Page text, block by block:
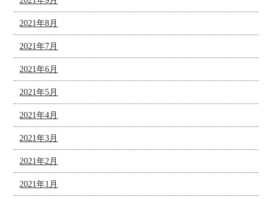
2021年8月
2021年7月
2021年6月
2021年5月
2021年4月
2021年3月
2021年2月
2021年1月